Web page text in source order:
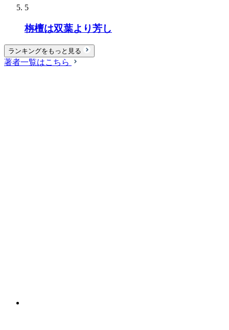
5
栴檀は双葉より芳し
ランキングをもっと見る
著者一覧はこちら